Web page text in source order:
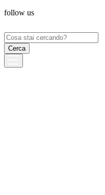
follow us
Ricerca
per: